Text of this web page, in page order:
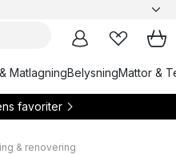
MatlagningBelysningMattor &
favoriter
& renovering